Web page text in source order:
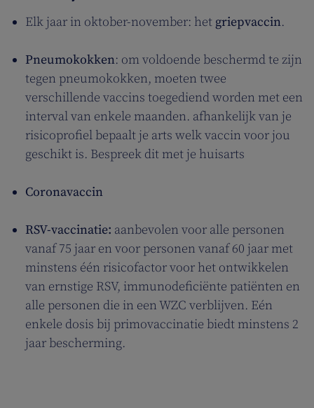
Elk jaar in oktober-november: het griepvaccin.
Pneumokokken: om voldoende beschermd te zijn
tegen pneumokokken, moeten twee
verschillende vaccins toegediend worden met een
interval van enkele maanden. afhankelijk van je
risicoprofiel bepaalt je arts welk vaccin voor jou
geschikt is. Bespreek dit met je huisarts
Coronavaccin
RSV-vaccinatie: aanbevolen voor alle personen
vanaf 75 jaar en voor personen vanaf 60 jaar met
minstens één risicofactor voor het ontwikkelen
van ernstige RSV, immunodeficiënte patiënten en
alle personen die in een WZC verblijven. Eén
enkele dosis bij primovaccinatie biedt minstens 2
jaar bescherming.